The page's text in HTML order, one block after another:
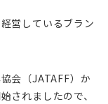
営しているブラン
会（JATAFF）か
されましたので、